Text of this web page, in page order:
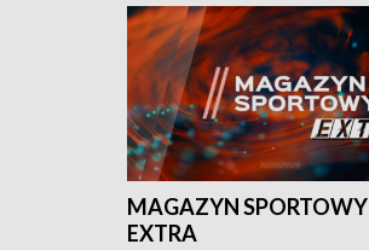
MAGAZYN SPORTOWY
EXTRA